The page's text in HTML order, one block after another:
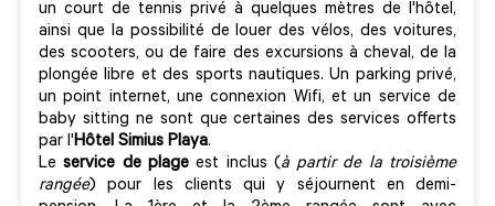
un court de tennis privé à quelques mètres de l'hôtel,
ainsi que la possibilité de louer des vélos, des voitures,
des scooters, ou de faire des excursions à cheval, de la
plongée libre et des sports nautiques. Un parking privé,
un point internet, une connexion Wifi, et un service de
baby sitting ne sont que certaines des services offerts
par l'Hôtel Simius Playa.
Le service de plageest inclus (à partir de la troisième
rangée) pour les clients qui y séjournent en demi-